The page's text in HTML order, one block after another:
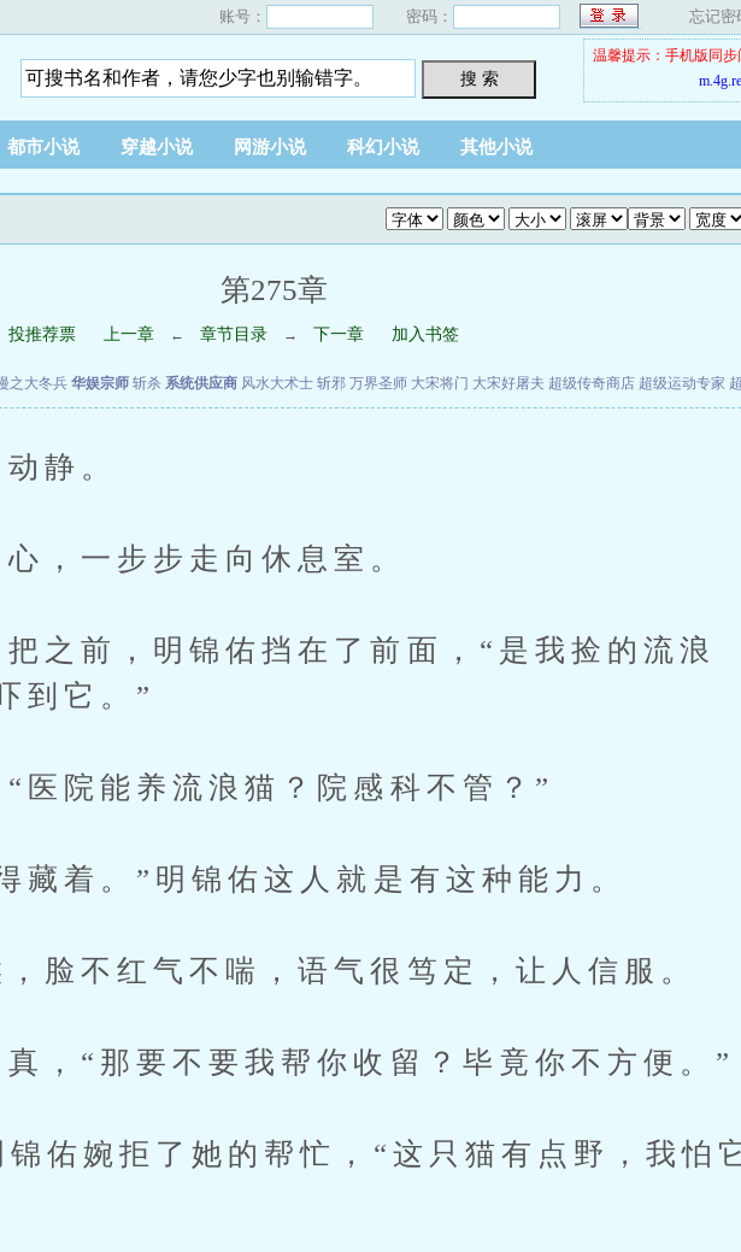
账号： 密码： 忘记密
搜 索
温馨提示：手机版同
m.4g.re
都市小说 穿越小说 网游小说 科幻小说 其他小说
第275章
投推荐票 上一章 ← 章节目录 → 下一章 加入书签
之大冬兵 华娱宗师 斩杀 系统供应商 风水大术士 斩邪 万界圣师 大宋将门 大宋好屠夫 超级传奇商店 超级运动专家
静。
，一步步走向休息室。
之前，明锦佑挡在了前面，“是我捡的流浪
到它。”
院能养流浪猫？院感科不管？”
着。”明锦佑这人就是有这种能力。
脸不红气不喘，语气很笃定，让人信服。
，“那要不要我帮你收留？毕竟你不方便。”
佑婉拒了她的帮忙，“这只猫有点野，我怕